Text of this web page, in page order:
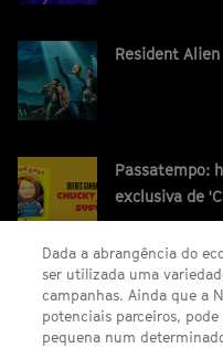
Resident Alien
Passatempo:
exclusiva de
Dada a abrangência do
ser utilizada uma
campanhas. Ainda que a
potenciais parceiros,
pequena num